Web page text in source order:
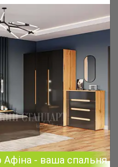
Афіна - ваша спальня